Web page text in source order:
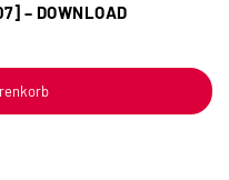
– DOWNLOAD